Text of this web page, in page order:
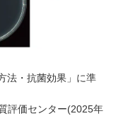
法・抗菌効果」に準
評価センター(2025年